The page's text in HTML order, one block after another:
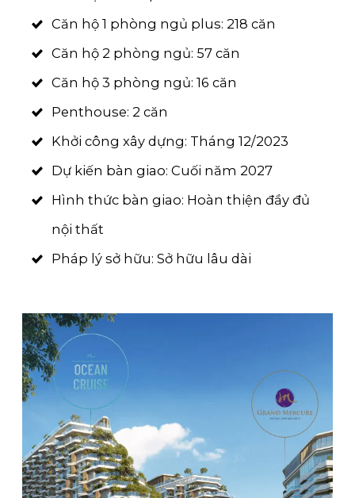
Căn hộ 1 phòng ngủ plus: 218 căn
Căn hộ 2 phòng ngủ: 57 căn
Căn hộ 3 phòng ngủ: 16 căn
Penthouse: 2 căn
Khởi công xây dựng: Tháng 12/2023
Dự kiến bàn giao: Cuối năm 2027
Hình thức bàn giao: Hoàn thiện đầy đủ
nội thất
Pháp lý sở hữu: Sở hữu lâu dài